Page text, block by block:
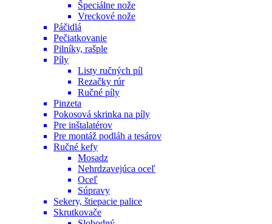
Špeciálne nože
Vreckové nože
Páčidlá
Pečiatkovanie
Pilníky, rašple
Píly
Listy ručných píl
Rezačky rúr
Ručné píly
Pinzeta
Pokosová skrinka na píly
Pre inštalatérov
Pre montáž podláh a tesárov
Ručné kefy
Mosadz
Nehrdzavejúca oceľ
Oceľ
Súpravy
Sekery, štiepacie palice
Skrutkovače